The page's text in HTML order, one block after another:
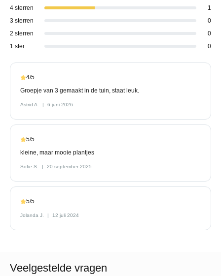
4 sterren
1
3 sterren
0
2 sterren
0
1 ster
0
4/5
Groepje van 3 gemaakt in de tuin, staat leuk.
Astrid A. 6 juni 2026
5/5
kleine, maar mooie plantjes
Sofie S. 20 september 2025
5/5
Jolanda J. 12 juli 2024
Veelgestelde vragen